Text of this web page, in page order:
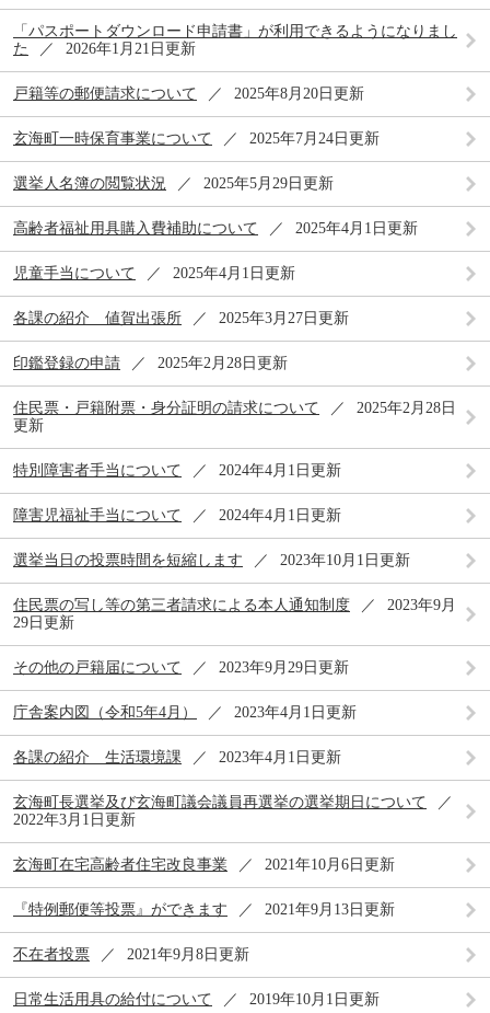
「パスポートダウンロード申請書」が利用できるようになりまし
た
2026年1月21日更新
戸籍等の郵便請求について 2025年8月20日更新
玄海町一時保育事業について 2025年7月24日更新
選挙人名簿の閲覧状況 2025年5月29日更新
高齢者福祉用具購入費補助について 2025年4月1日更新
児童手当について 2025年4月1日更新
各課の紹介 値賀出張所 2025年3月27日更新
印鑑登録の申請 2025年2月28日更新
住民票・戸籍附票・身分証明の請求について
2025年2月28日
更新
特別障害者手当について 2024年4月1日更新
障害児福祉手当について 2024年4月1日更新
選挙当日の投票時間を短縮します 2023年10月1日更新
住民票の写し等の第三者請求による本人通知制度
2023年9月
29日更新
その他の戸籍届について 2023年9月29日更新
庁舎案内図（令和5年4月） 2023年4月1日更新
各課の紹介 生活環境課 2023年4月1日更新
玄海町長選挙及び玄海町議会議員再選挙の選挙期日について
2022年3月1日更新
玄海町在宅高齢者住宅改良事業 2021年10月6日更新
『特例郵便等投票』ができます 2021年9月13日更新
不在者投票 2021年9月8日更新
日常生活用具の給付について 2019年10月1日更新